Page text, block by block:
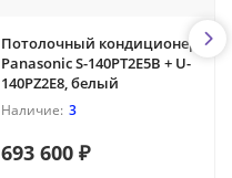
Потолочный кондиционер
Panasonic S-140PT2E5B + U-
140PZ2E8, белый
3
693 600 ₽